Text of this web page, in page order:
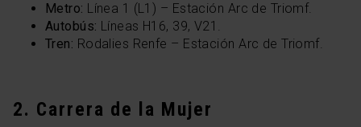
Metro: Línea 1 (L1) – Estación Arc de Triomf.
Autobús: Líneas H16, 39, V21.
Tren: Rodalies Renfe – Estación Arc de Triomf.
2. Carrera de la Mujer